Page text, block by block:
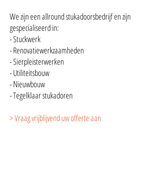
We zijn een allround stukadoorsbedrijf en zijn
gespecialiseerd in:
- Stuckwerk
- Renovatiewerkzaamheden
- Sierpleisterwerken
- Utiliteitsbouw
- Nieuwbouw
- Tegelklaar stukadoren
> Vraag vrijblijvenduwofferte aan